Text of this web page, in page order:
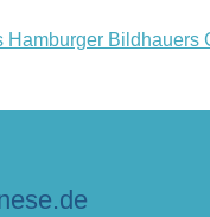
Hamburger Bildhauers